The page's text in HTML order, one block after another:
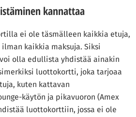
kannattaa
ei ole täsmälleen kaikkia etuja,
kaikkia maksuja. Siksi
olla edullista yhdistää ainakin
luottokortti, joka tarjoaa
kuten kattavan
käytön ja pikavuoron (Amex
luottokorttiin, jossa ei ole